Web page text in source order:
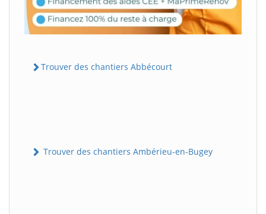
Trouver des chantiers Abbécourt
Trouver des chantiers Ambérieu-en-Bugey